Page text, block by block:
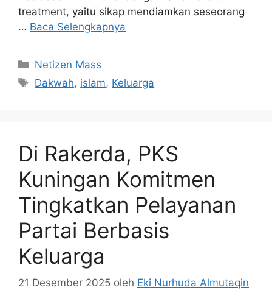
treatment, yaitu sikap mendiamkan seseorang
… Baca Selengkapnya
Kategori
Netizen Mass
Tag
Dakwah, islam, Keluarga
Di Rakerda, PKS
Kuningan Komitmen
Tingkatkan Pelayanan
Partai Berbasis
Keluarga
21 Desember 2025 oleh Eki Nurhuda Almutaqin